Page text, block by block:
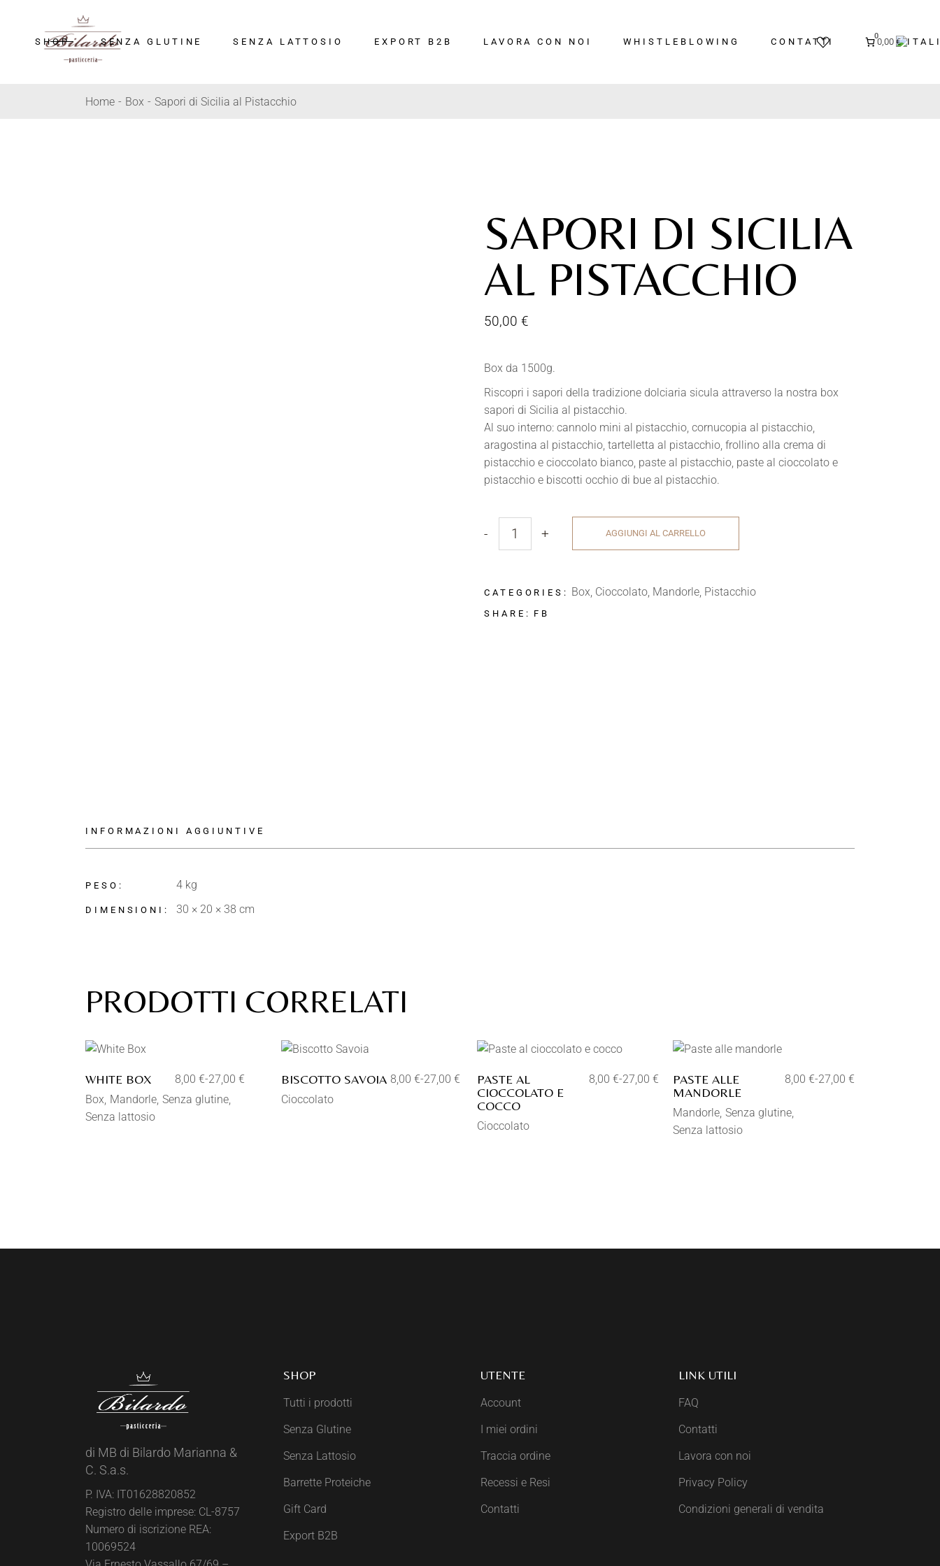
SHOP SENZA GLUTINE SENZA LATTOSIO EXPORT B2B LAVORA CON NOI WHISTLEBLOWING CONTATTI
0
0,00 €
Home Box Sapori di Sicilia al Pistacchio
SAPORI DI SICILIA
AL PISTACCHIO
50,00 €
Box da 1500g.
Riscopri i sapori della tradizione dolciaria sicula attraverso la nostra box
sapori di Sicilia al pistacchio.
Al suo interno: cannolo mini al pistacchio, cornucopia al pistacchio,
aragostina al pistacchio, tartelletta al pistacchio, frollino alla crema di
pistacchio e cioccolato bianco, paste al pistacchio, paste al cioccolato e
pistacchio e biscotti occhio di bue al pistacchio.
- + AGGIUNGI AL CARRELLO
CATEGORIES: Box, Cioccolato, Mandorle, Pistacchio
SHARE: FB
INFORMAZIONI AGGIUNTIVE
PESO 4 kg
DIMENSIONI 30 × 20 × 38 cm
PRODOTTI CORRELATI
WHITE BOX 8,00 €-27,00 €
Box Mandorle Senza glutine
Senza lattosio
desideri
BISCOTTO SAVOIA 8,00 €-27,00 €
Cioccolato
desideri
PASTE AL
CIOCCOLATO E
COCCO
8,00 €-27,00 €
Cioccolato
desideri
PASTE ALLE
MANDORLE
8,00 €-27,00 €
Mandorle Senza glutine
Senza lattosio
di MB di Bilardo Marianna &
C. S.a.s.
P. IVA: IT01628820852
Registro delle imprese: CL-8757
Numero di iscrizione REA:
10069524
SHOP
Tutti i prodotti
Senza Glutine
Senza Lattosio
Barrette Proteiche
Gift Card
Export B2B
UTENTE
Account
I miei ordini
Traccia ordine
Recessi e Resi
Contatti
LINK UTILI
FAQ
Contatti
Lavora con noi
Privacy Policy
Condizioni generali di vendita